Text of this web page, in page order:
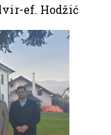
ef. Hodžić